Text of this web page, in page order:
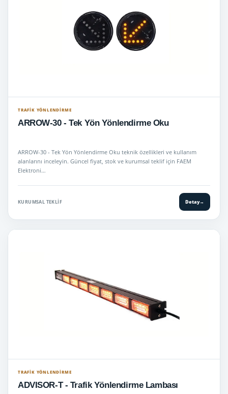
Motosiklet İkaz Sistemleri
Silindirik İkaz Lambaları
Lisanssız Telsiz →
Mini Tepe Lambaları →
Bas Konuş telsiz ( SİM kartlı ) →
TRAFIK YÖNLENDIRME
ARROW-30 - Tek Yön Yönlendirme Oku
ARROW-30 - Tek Yön Yönlendirme Oku teknik özellikleri ve kullanım
alanlarını inceleyin. Güncel fiyat, stok ve kurumsal teklif için FAEM
Elektroni…
KURUMSAL TEKLIF Detay→
TRAFIK YÖNLENDIRME
ADVISOR-T - Trafik Yönlendirme Lambası